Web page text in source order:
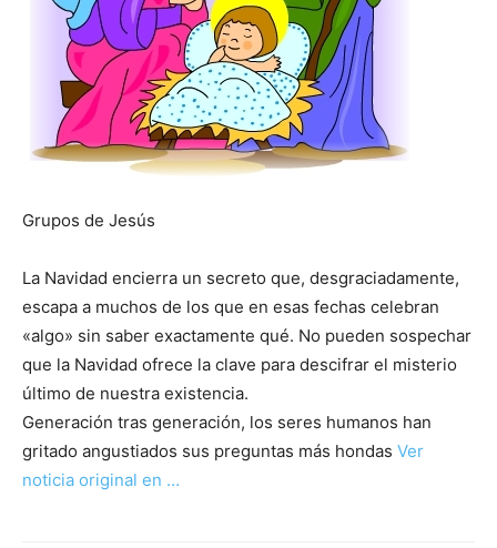
Grupos de Jesús
La Navidad encierra un secreto que, desgraciadamente,
escapa a muchos de los que en esas fechas celebran
«algo» sin saber exactamente qué. No pueden sospechar
que la Navidad ofrece la clave para descifrar el misterio
último de nuestra existencia.
Generación tras generación, los seres humanos han
gritado angustiados sus preguntas más hondas Ver
noticia original en …